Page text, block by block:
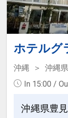
氏名・客
一である
す。
ホテルポ
●ウェルカ
１４：０
●駐車場
ン・氏名
があった
※他の割
※割引適
ーからお
さい。
ホテルグ
沖縄 沖縄県
In 15:00 /
沖縄県豊